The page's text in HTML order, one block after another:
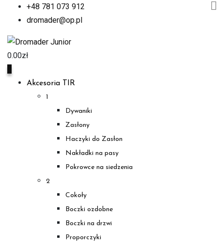
+48 781 073 912
dromader@op.pl
0.00zł
Akcesoria TIR
1
Dywaniki
Zasłony
Haczyki do Zasłon
Nakładki na pasy
Pokrowce na siedzenia
2
Cokoły
Boczki ozdobne
Boczki na drzwi
Proporczyki